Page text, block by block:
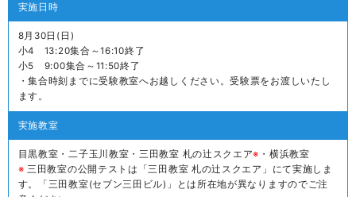
実施日時
8月30日(日)
小4 13:20集合～16:10終了
小5 9:00集合～11:50終了
・集合時刻までに受験教室へお越しください。受験票をお渡しいたし
ます。
実施教室
目黒教室・二子玉川教室・三田教室 札の辻スクエア※ ・横浜教室
※ 三田教室の公開テストは「三田教室 札の辻スクエア」にて実施しま
す。「三田教室(セブン三田ビル)」とは所在地が異なりますのでご注